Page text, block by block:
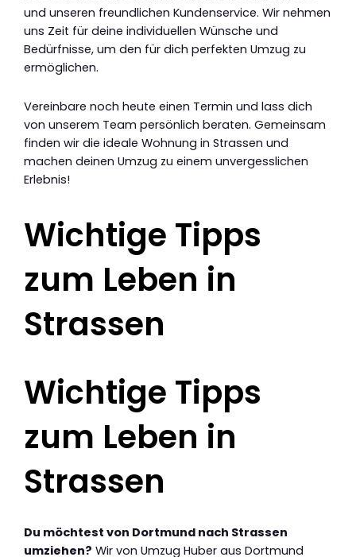
und unseren freundlichen Kundenservice. Wir nehmen
uns Zeit für deine individuellen Wünsche und
Bedürfnisse, um den für dich perfekten Umzug zu
ermöglichen.
Vereinbare noch heute einen Termin und lass dich
von unserem Team persönlich beraten. Gemeinsam
finden wir die ideale Wohnung in Strassen und
machen deinen Umzug zu einem unvergesslichen
Erlebnis!
Wichtige Tipps
zum Leben in
Strassen
Wichtige Tipps
zum Leben in
Strassen
Du möchtest von Dortmund nach Strassen
umziehen? Wir von Umzug Huber aus Dortmund